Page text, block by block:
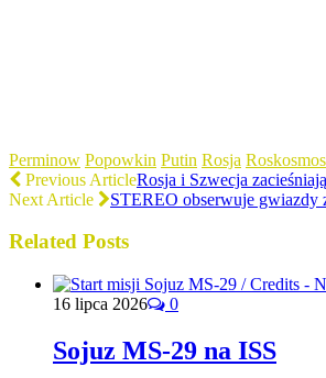
Perminow Popowkin Putin Rosja Roskosmos
Previous ArticleRosja i Szwecja
Next Article
STEREO obserwuje gwiazdy
Related Posts
16 lipca 2026 0
Sojuz MS-29 na ISS